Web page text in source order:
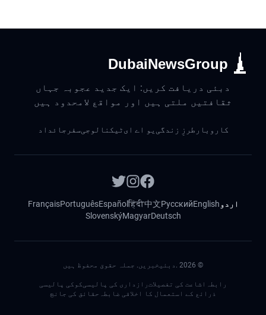
DubaiNewsGroup
دبئی دریافت کریں: ایک جدید عجوبہ جہاں
ثقافتیں ملتی ہیں اور مواقع لامحدود ہیں
کاروبار طرزِ زندگی یو اے ایٹیکنالوجیسفر جائداد
اردو English
Русский
中文
हिंदी
Español
Português
Français
Deutsch
Magyar
Slovenský
©
2026 .دبئیخبریں. جملہ حقوق محفوظ ہیں
رابطہ اشاعت کی تفصیلاترازداری کی پالیسیکوکی پالیسی
ذرائع کے استعمال کا اخلاقی ضابطہ حقائق کی جانچ